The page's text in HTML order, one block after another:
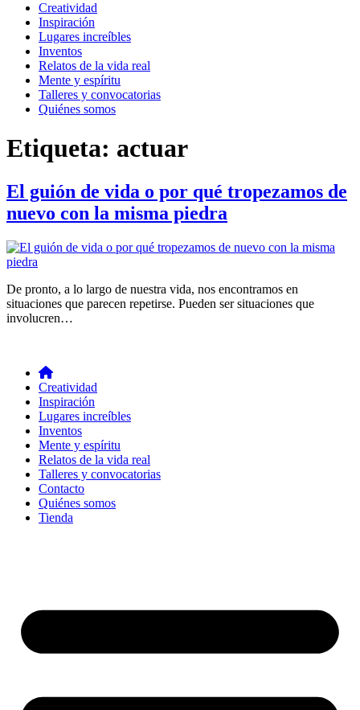
Creatividad
Inspiración
Lugares increíbles
Inventos
Relatos de la vida real
Mente y espíritu
Talleres y convocatorias
Quiénes somos
Etiqueta: actuar
El guión de vida o por qué tropezamos de
nuevo con la misma piedra
De pronto, a lo largo de nuestra vida, nos encontramos en
situaciones que parecen repetirse. Pueden ser situaciones que
involucren…
Creatividad
Inspiración
Lugares increíbles
Inventos
Mente y espíritu
Relatos de la vida real
Talleres y convocatorias
Contacto
Quiénes somos
Tienda